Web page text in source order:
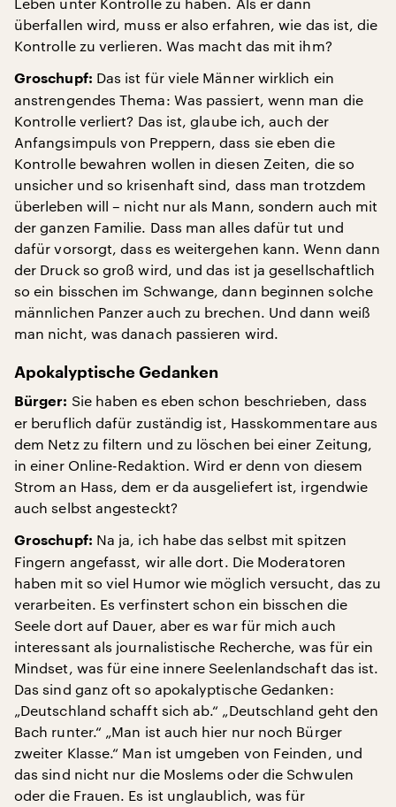
überfallen wird, muss er also erfahren, wie das ist, die
Kontrolle zu verlieren. Was macht das mit ihm?
Groschupf: Das ist für viele Männer wirklich ein
anstrengendes Thema: Was passiert, wenn man die
Kontrolle verliert? Das ist, glaube ich, auch der
Anfangsimpuls von Preppern, dass sie eben die
Kontrolle bewahren wollen in diesen Zeiten, die so
unsicher und so krisenhaft sind, dass man trotzdem
überleben will – nicht nur als Mann, sondern auch mit
der ganzen Familie. Dass man alles dafür tut und
dafür vorsorgt, dass es weitergehen kann. Wenn dann
der Druck so groß wird, und das ist ja gesellschaftlich
so ein bisschen im Schwange, dann beginnen solche
männlichen Panzer auch zu brechen. Und dann weiß
man nicht, was danach passieren wird.
Apokalyptische Gedanken
Bürger: Sie haben es eben schon beschrieben, dass
er beruflich dafür zuständig ist, Hasskommentare aus
dem Netz zu filtern und zu löschen bei einer Zeitung,
in einer Online-Redaktion. Wird er denn von diesem
Strom an Hass, dem er da ausgeliefert ist, irgendwie
auch selbst angesteckt?
Groschupf: Na ja, ich habe das selbst mit spitzen
Fingern angefasst, wir alle dort. Die Moderatoren
haben mit so viel Humor wie möglich versucht, das zu
verarbeiten. Es verfinstert schon ein bisschen die
Seele dort auf Dauer, aber es war für mich auch
interessant als journalistische Recherche, was für ein
Mindset, was für eine innere Seelenlandschaft das ist.
Das sind ganz oft so apokalyptische Gedanken:
„Deutschland schafft sich ab.“ „Deutschland geht den
Bach runter.“ „Man ist auch hier nur noch Bürger
zweiter Klasse.“ Man ist umgeben von Feinden, und
das sind nicht nur die Moslems oder die Schwulen
oder die Frauen. Es ist unglaublich, was für